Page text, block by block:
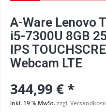
A-Ware Lenovo
i5-7300U 8GB
IPS
Webcam LTE
344,99 € *
inkl. 19 % MwSt.zzgl.